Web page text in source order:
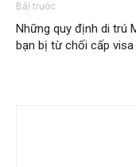
Bài trước
Những quy định di trú
bạn bị từ chối cấp visa